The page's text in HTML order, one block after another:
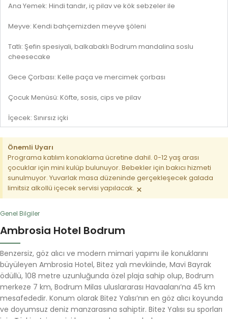
Ana Yemek: Hindi tandır, iç pilav ve kök sebzeler ile
Meyve: Kendi bahçemizden meyve şöleni
Tatlı: Şefin spesiyali, balkabaklı Bodrum mandalina soslu
cheesecake
Gece Çorbası: Kelle paça ve mercimek çorbası
Çocuk Menüsü: Köfte, sosis, cips ve pilav
İçecek: Sınırsız içki
Önemli Uyarı
Programa katılım konaklama ücretine dahil. 0-12 yaş arası
çocuklar için mini kulüp bulunuyor. Bebekler için bakıcı hizmeti
sunulmuyor. Yuvarlak masa düzeninde gerçekleşecek galada
limitsiz alkollü içecek servisi yapılacak. ×
Genel Bilgiler
Ambrosia Hotel Bodrum
Benzersiz, göz alıcı ve modern mimari yapımı ile konuklarını
büyüleyen Ambrosia Hotel, Bitez yalı mevkiinde, Mavi Bayrak
ödüllü, 108 metre uzunluğunda özel plaja sahip olup, Bodrum
merkeze 7 km, Bodrum Milas uluslararası Havaalanı’na 45 km
mesafededir. Konum olarak Bitez Yalısı’nın en göz alıcı koyunda
ve doyumsuz deniz manzarasına sahiptir. Bitez Yalısı su sporları